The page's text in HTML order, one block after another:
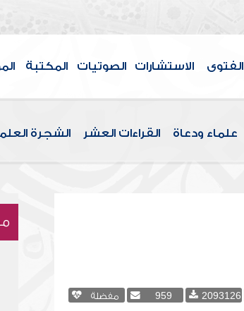
الفتوى الاستشارات الصوتيات المكتبة
علماء ودعاة القراءات العشر الشجرة
2093126
959 مفضلة